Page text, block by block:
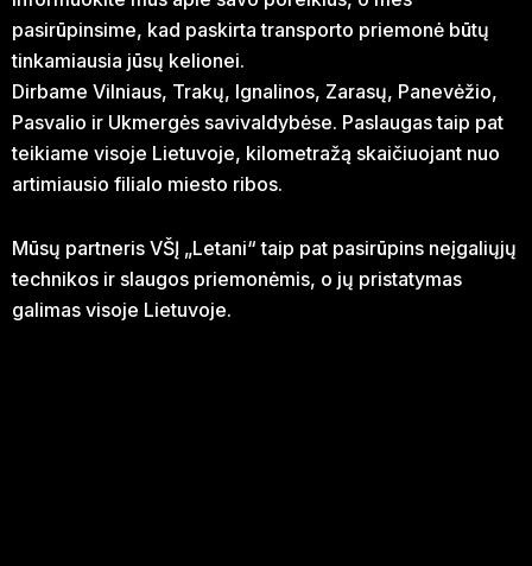
pasirūpinsime, kad paskirta transporto priemonė būtų
tinkamiausia jūsų kelionei.
Dirbame Vilniaus, Trakų, Ignalinos, Zarasų, Panevėžio,
Pasvalio ir Ukmergės savivaldybėse. Paslaugas taip pat
teikiame visoje Lietuvoje, kilometražą skaičiuojant nuo
artimiausio filialo miesto ribos.
Mūsų partneris VŠĮ „Letani“ taip pat pasirūpins neįgaliųjų
technikos ir slaugos priemonėmis, o jų pristatymas
galimas visoje Lietuvoje.